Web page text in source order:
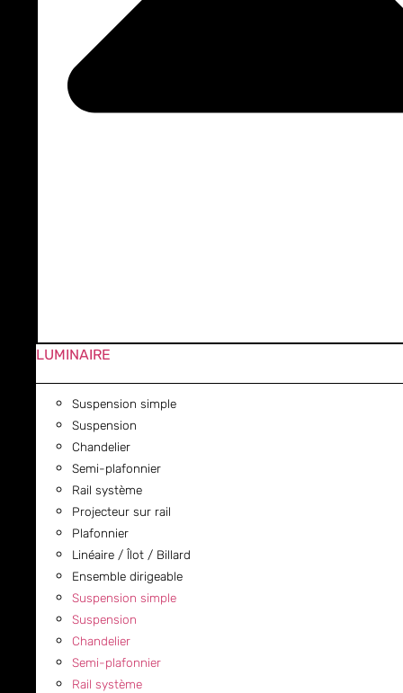
LUMINAIRE
Suspension simple
Suspension
Chandelier
Semi-plafonnier
Rail système
Projecteur sur rail
Plafonnier
Linéaire / Îlot / Billard
Ensemble dirigeable
Suspension simple
Suspension
Chandelier
Semi-plafonnier
Rail système